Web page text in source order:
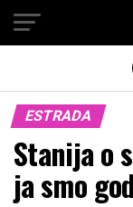
ESTRADA
Stanija o
ja smo